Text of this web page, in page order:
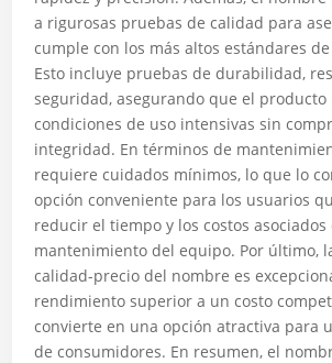
a rigurosas pruebas de calidad para
cumple con los más altos estándares
Esto incluye pruebas de durabilidad,
seguridad, asegurando que el
condiciones de uso intensivas sin
integridad. En términos de
requiere cuidados mínimos, lo que lo
opción conveniente para los usuarios
reducir el tiempo y los costos asociados
mantenimiento del equipo. Por último,
calidad-precio del nombre es
rendimiento superior a un costo
convierte en una opción atractiva para
de consumidores. En resumen, el